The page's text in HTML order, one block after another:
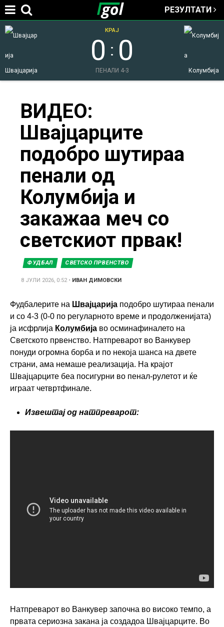
Jump to navigation
РЕЗУЛТАТИ
Швајцарија Колумбија
0 : 0
КРАЈ
ПЕНАЛИ 4-3
here
ВИДЕО:
Швајцарците
подобро шутираа
пенали од
Колумбија и
закажаа меч со
светскиот првак!
ФУДБАЛ СВЕТСКО ПРВЕНСТВО
8 ЈУЛИ 2026, 0:52• ИВАН ДИМОВСКИ
Фудбалерите на Швајцарија подобро шутираа пенали
и со 4-3 (0-0 по регуларното време и продолженијата)
ја исфрлија Колумбија во осминафиналето на
Светското првенство. Натпреварот во Ванкувер
понуди огромна борба и по некоја шанса на двете
страни, ама немаше реализација. На крајот
Швајцарците беа посигурни во пенал-рулетот и ќе
играат четвртфинале.
Извештај од натпреварот:
Натпреварот во Ванкувер започна во високо темпо, а
првата сериозна закана ја создадоа Швајцарците. Во